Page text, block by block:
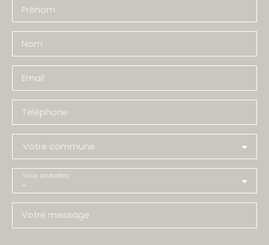
Prénom
Nom
Email
Téléphone
Votre commune
-
Vous souhaitez
Votre message